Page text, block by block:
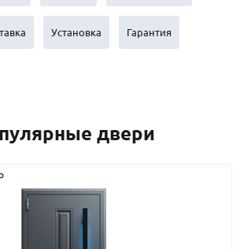
Установка Гарантия
двери